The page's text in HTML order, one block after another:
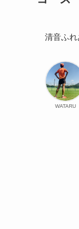
清音ふれ
WATARU